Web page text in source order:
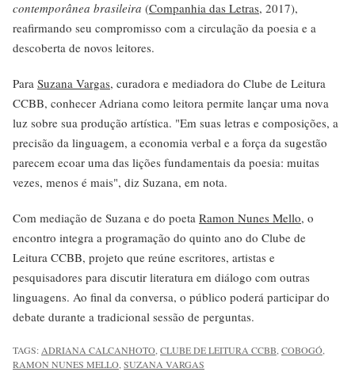
contemporânea brasileira (Companhia das Letras, 2017),
reafirmando seu compromisso com a circulação da poesia e a
descoberta de novos leitores.
Para Suzana Vargas, curadora e mediadora do Clube de Leitura
CCBB, conhecer Adriana como leitora permite lançar uma nova
luz sobre sua produção artística. "Em suas letras e composições, a
precisão da linguagem, a economia verbal e a força da sugestão
parecem ecoar uma das lições fundamentais da poesia: muitas
vezes, menos é mais", diz Suzana, em nota.
Com mediação de Suzana e do poeta Ramon Nunes Mello, o
encontro integra a programação do quinto ano do Clube de
Leitura CCBB, projeto que reúne escritores, artistas e
pesquisadores para discutir literatura em diálogo com outras
linguagens. Ao final da conversa, o público poderá participar do
debate durante a tradicional sessão de perguntas.
TAGS:ADRIANA CALCANHOTO,CLUBE DE LEITURA CCBB,COBOGÓ,
RAMON NUNES MELLO,SUZANA VARGAS